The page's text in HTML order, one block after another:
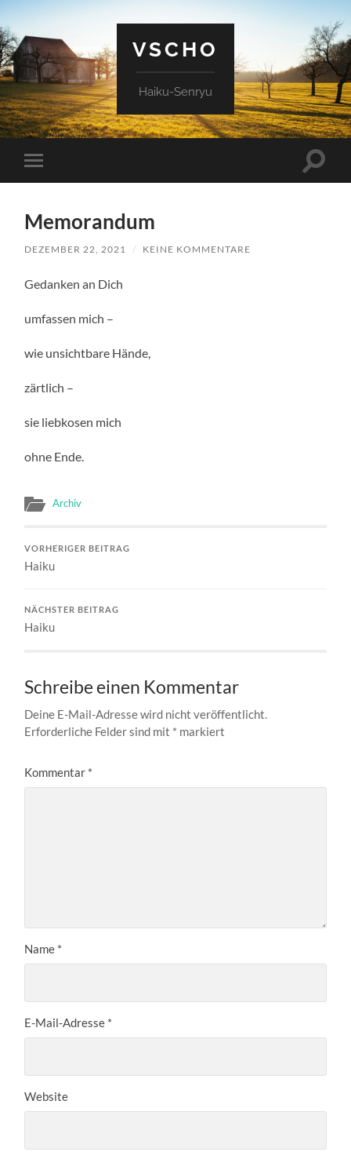
VSCHO
Haiku-Senryu
Mobile-
Menü
Memorandum
DEZEMBER 22, 2021 / KEINE KOMMENTARE
Gedanken an Dich
umfassen mich –
wie unsichtbare Hände,
zärtlich –
sie liebkosen mich
ohne Ende.
Archiv
VORHERIGER BEITRAG
Haiku
NÄCHSTER BEITRAG
Haiku
Schreibe einen Kommentar
Deine E-Mail-Adresse wird nicht veröffentlicht.
Erforderliche Felder sind mit * markiert
Kommentar *
Name *
E-Mail-Adresse *
Website